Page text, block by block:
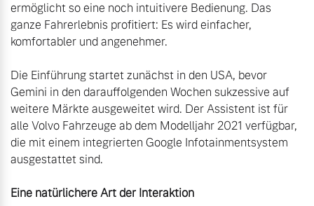
ermöglicht so eine noch intuitivere Bedienung. Das
ganze Fahrerlebnis profitiert: Es wird einfacher,
komfortabler und angenehmer.
Die Einführung startet zunächst in den USA, bevor
Gemini in den darauffolgenden Wochen sukzessive auf
weitere Märkte ausgeweitet wird. Der Assistent ist für
alle Volvo Fahrzeuge ab dem Modelljahr 2021 verfügbar,
die mit einem integrierten Google Infotainmentsystem
ausgestattet sind.